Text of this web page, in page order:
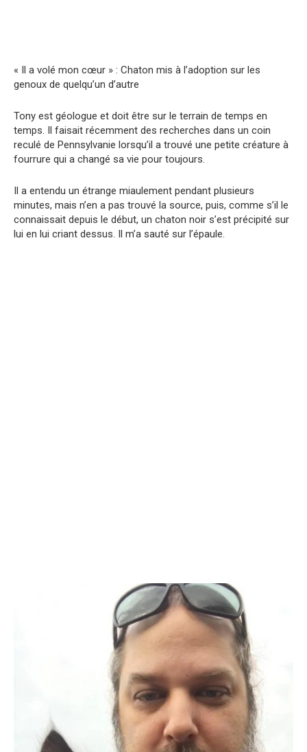
« Il a volé mon cœur » : Chaton mis à l’adoption sur les
genoux de quelqu’un d’autre
Tony est géologue et doit être sur le terrain de temps en
temps. Il faisait récemment des recherches dans un coin
reculé de Pennsylvanie lorsqu’il a trouvé une petite créature à
fourrure qui a changé sa vie pour toujours.
Il a entendu un étrange miaulement pendant plusieurs
minutes, mais n’en a pas trouvé la source, puis, comme s’il le
connaissait depuis le début, un chaton noir s’est précipité sur
lui en lui criant dessus. Il m’a sauté sur l’épaule.